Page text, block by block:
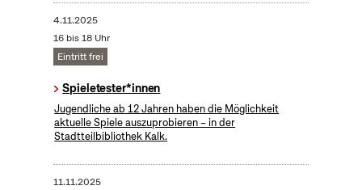
4.11.2025
16 bis 18 Uhr
Eintritt frei
Spieletester*innen
Jugendliche ab 12 Jahren haben die Möglichkeit
aktuelle Spiele auszuprobieren – in der
Stadtteilbibliothek Kalk.
11.11.2025